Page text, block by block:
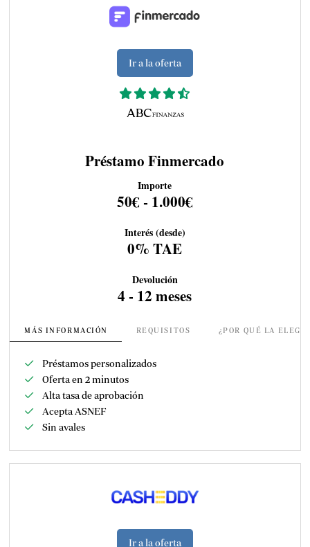
Ir a la oferta
Préstamo Finmercado
Importe
50€ - 1.000€
Interés (desde)
0% TAE
Devolución
4 - 12 meses
MÁS INFORMACIÓN REQUISITOS ¿POR QUÉ LA
Préstamos personalizados
Oferta en 2 minutos
Alta tasa de aprobación
Acepta ASNEF
Sin avales
Ir a la oferta